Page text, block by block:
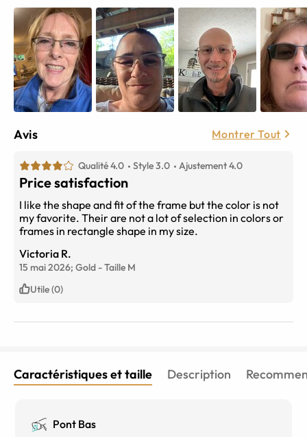
Avis Montrer Tout
Qualité 4.0 Style 3.0 Ajustement 4.0
Price satisfaction
I like the shape and fit of the frame but the color is not
my favorite. Their are not a lot of selection in colors or
frames in rectangle shape in my size.
Victoria R.
15 mai 2026; Gold -Taille M
Utile (0)
Caractéristiques et taille Description
Pont Bas